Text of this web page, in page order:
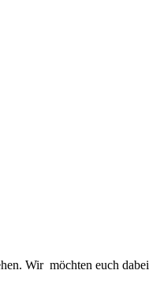
Wir möchten euch